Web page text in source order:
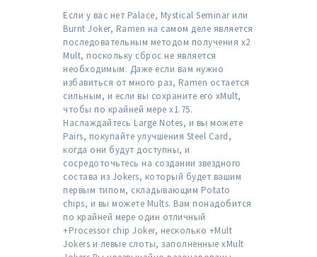
Если у вас нет Palace, Mystical Seminar или
Burnt Joker, Ramen на самом деле является
последовательным методом получения x2
Mult, поскольку сброс не является
необходимым. Даже если вам нужно
избавиться от много раз, Ramen остается
сильным, и если вы сохраните его xMult,
чтобы по крайней мере x1.75.
Наслаждайтесь Large Notes, и вы можете
Pairs, покупайте улучшения Steel Card,
когда они будут доступны, и
сосредоточьтесь на создании звездного
состава из Jokers, который будет вашим
первым типом, складывающим Potato
chips, и вы можете Mults. Вам понадобится
по крайней мере один отличный
+Processor chip Joker, несколько +Mult
Jokers и левые слоты, заполненные xMult